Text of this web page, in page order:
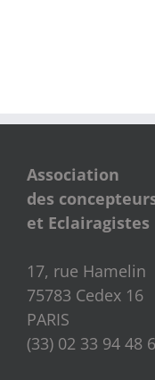
Association
des
et Eclairagistes
17, rue Hamelin
75783 Cedex 16
PARIS
(33) 02 33 94 48